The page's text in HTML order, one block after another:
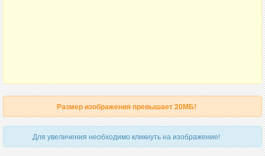
Размер изображения превышает 20МБ!
Для увеличения необходимо кликнуть на изображение!